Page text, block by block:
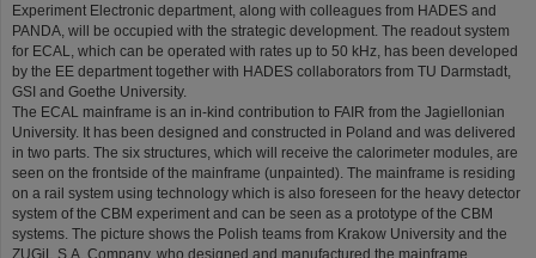
Experiment Electronic department, along with colleagues from HADES and
PANDA, will be occupied with the strategic development. The readout system
for ECAL, which can be operated with rates up to 50 kHz, has been developed
by the EE department together with HADES collaborators from TU Darmstadt,
GSI and Goethe University.
The ECAL mainframe is an in-kind contribution to FAIR from the Jagiellonian
University. It has been designed and constructed in Poland and was delivered
in two parts. The six structures, which will receive the calorimeter modules, are
seen on the frontside of the mainframe (unpainted). The mainframe is residing
on a rail system using technology which is also foreseen for the heavy detector
system of the CBM experiment and can be seen as a prototype of the CBM
systems. The picture shows the Polish teams from Krakow University and the
ZUGiL S.A. Company, who designed and manufactured the mainframe